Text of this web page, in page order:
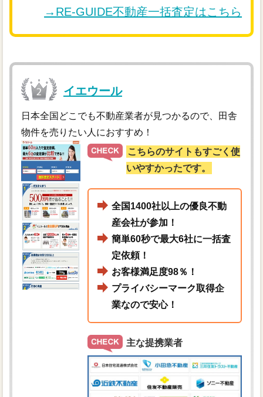
→RE-GUIDE不動産一括査定はこちら
イエウール
日本全国どこでも不動産業者が見つかるので、田舎
物件を売りたい人におすすめ！
こちらのサイトもすごく使
いやすかったです。
全国1400社以上の優良不動
産会社が参加！
簡単60秒で最大6社に一括査
定依頼！
お客様満足度98％！
プライバシーマーク取得企
業なので安心！
主な提携業者